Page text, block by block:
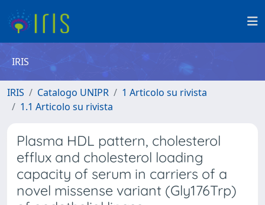
IRIS
IRIS Catalogo UNIPR
1 Articolo su rivista
1.1 Articolo su rivista
Plasma HDL pattern, cholesterol
efflux and cholesterol loading
capacity of serum in carriers of a
novel missense variant (Gly176Trp)